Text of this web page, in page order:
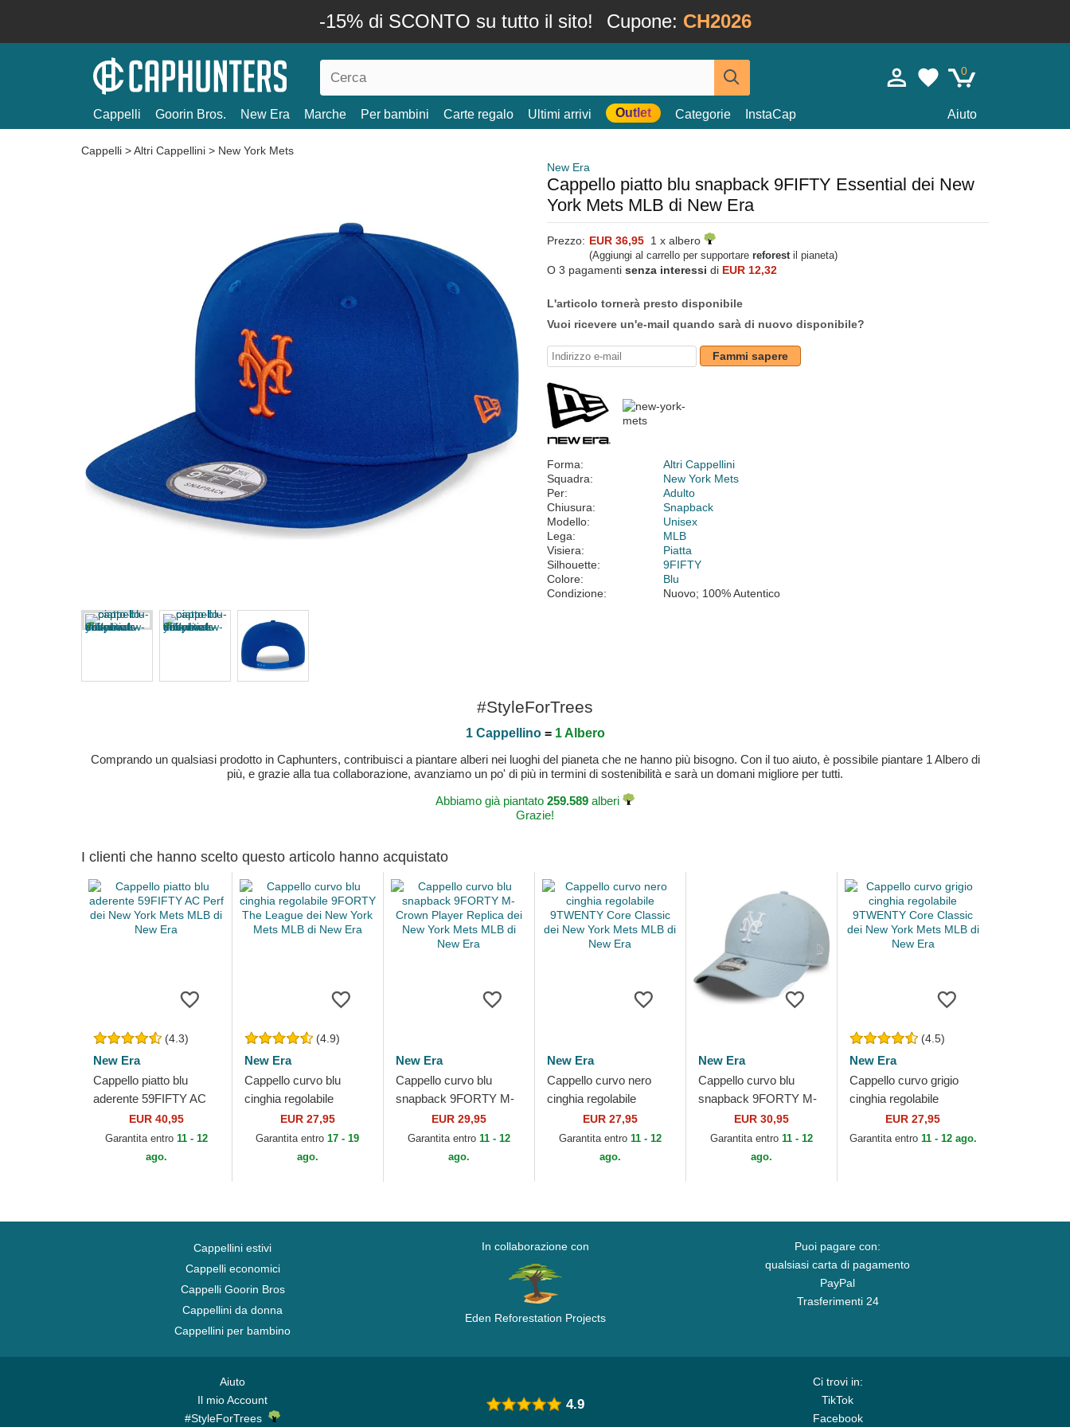
-15% di SCONTO su tutto il sito! Cupone: CH2026
0
Cappelli Goorin Bros. New Era Marche Per bambini Carte regalo Ultimi arrivi Outlet Categorie InstaCap Aiuto
Cappelli >Altri Cappellini > New York Mets
New Era
Cappello piatto blu snapback 9FIFTY Essential dei New
York Mets MLB di New Era
Prezzo: EUR 36,95 1 x albero
(Aggiungi al carrello per supportare reforestil pianeta)
O 3 pagamenti senza interessi di EUR 12,32
L'articolo tornerà presto disponibile
Vuoi ricevere un'e-mail quando sarà di nuovo disponibile?
Fammi sapere
Forma:
Altri Cappellini
Squadra:
New York Mets
Per:
Adulto
Chiusura:
Snapback
Modello:
Unisex
Lega:
MLB
Visiera:
Piatta
Silhouette:
9FIFTY
Colore:
Blu
Condizione:
Nuovo; 100% Autentico
#StyleForTrees
1 Cappellino= 1 Albero
Comprando un qualsiasi prodotto in Caphunters, contribuisci a piantare alberi nei luoghi del pianeta che ne hanno più bisogno. Con il tuo aiuto, è possibile piantare 1 Albero di
più, e grazie alla tua collaborazione, avanziamo un po' di più in termini di sostenibilità e sarà un domani migliore per tutti.
Abbiamo già piantato 259.589 alberi
Grazie!
I clienti che hanno scelto questo articolo hanno acquistato
(4.3)
New Era
Cappello piatto blu
aderente 59FIFTY AC
Perf dei New York Mets
MLB di New Era
EUR 40,95
Garantita entro 11 - 12
ago.
(4.9)
New Era
Cappello curvo blu
cinghia regolabile
9FORTY The League
dei New York Mets MLB
di New Era
EUR 27,95
Garantita entro17 - 19
ago.
New Era
Cappello curvo blu
snapback 9FORTY M-
Crown Player Replica
dei New York Mets MLB
di New Era
EUR 29,95
Garantita entro 11 - 12
ago.
New Era
Cappello curvo nero
cinghia regolabile
9TWENTY Core
Classic dei New York
Mets MLB di New Era
EUR 27,95
Garantita entro 11 - 12
ago.
New Era
Cappello curvo blu
snapback 9FORTY M-
Crown Linen dei New
York Mets MLB di New
EUR 30,95
Garantita entro 11 - 12
ago.
(4.5)
New Era
Cappello curvo grigio
cinghia regolabile
9TWENTY Core Classic
dei New York Mets MLB
EUR 27,95
Garantita entro 11 - 12 ago.
Cappellini estivi
Cappelli economici
Cappelli Goorin Bros
Cappellini da donna
Cappellini per bambino
In collaborazione con
Eden Reforestation Projects
Puoi pagare con:
qualsiasi carta di pagamento
PayPal
Trasferimenti 24
Aiuto
Il mio Account
#StyleForTrees
Ci trovi in:
TikTok
Facebook
4.9